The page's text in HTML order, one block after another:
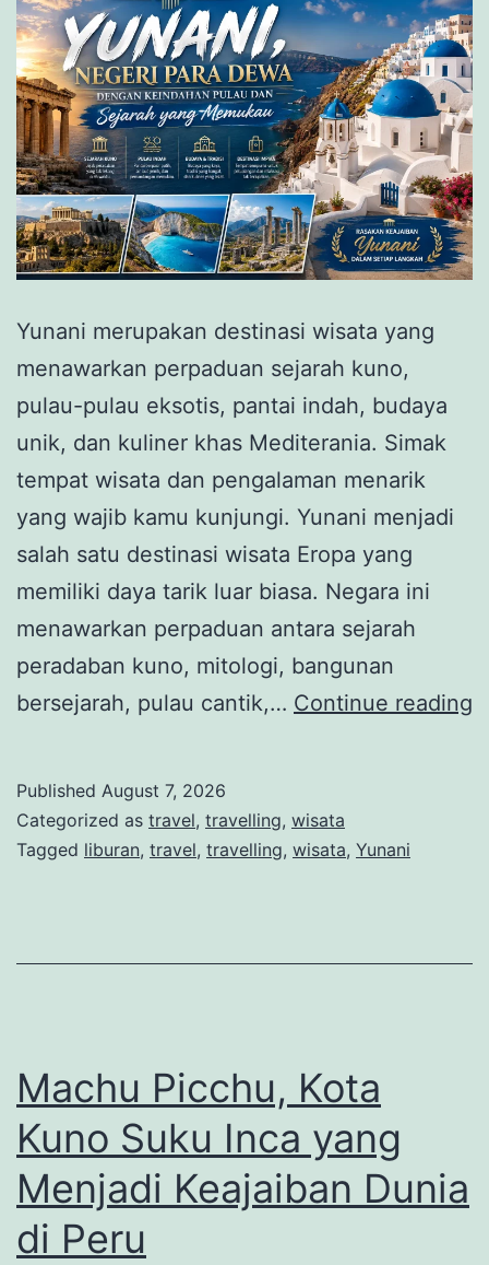
Yunani merupakan destinasi wisata yang
menawarkan perpaduan sejarah kuno,
pulau-pulau eksotis, pantai indah, budaya
unik, dan kuliner khas Mediterania. Simak
tempat wisata dan pengalaman menarik
yang wajib kamu kunjungi. Yunani menjadi
salah satu destinasi wisata Eropa yang
memiliki daya tarik luar biasa. Negara ini
menawarkan perpaduan antara sejarah
peradaban kuno, mitologi, bangunan
bersejarah, pulau cantik,… Continue reading
Published August 7, 2026
Categorized as travel, travelling, wisata
Tagged liburan, travel, travelling, wisata, Yunani
Machu Picchu, Kota
Kuno Suku Inca yang
Menjadi Keajaiban Dunia
di Peru